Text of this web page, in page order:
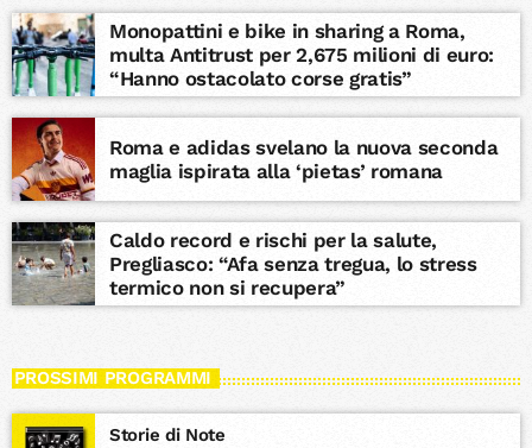
Monopattini e bike in sharing a Roma,
multa Antitrust per 2,675 milioni di euro:
“Hanno ostacolato corse gratis”
Roma e adidas svelano la nuova seconda
maglia ispirata alla ‘pietas’ romana
Caldo record e rischi per la salute,
Pregliasco: “Afa senza tregua, lo stress
termico non si recupera”
PROSSIMI PROGRAMMI
Storie di Note